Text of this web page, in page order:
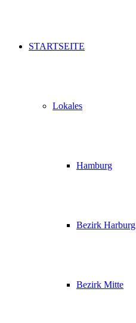
STARTSEITE
Lokales
Hamburg
Bezirk Harburg
Bezirk Mitte